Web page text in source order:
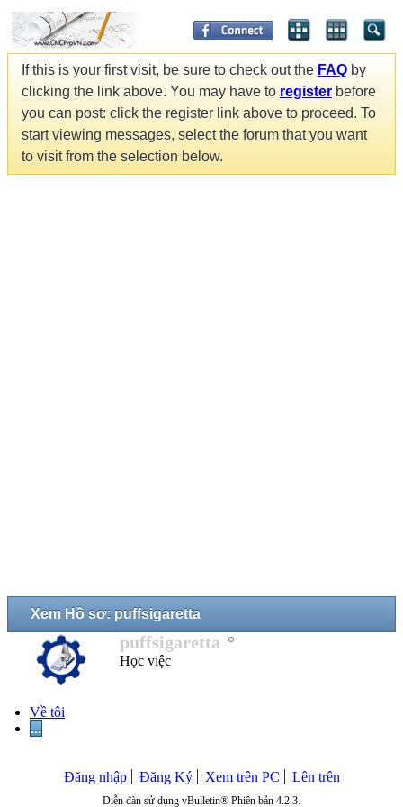
If this is your first visit, be sure to check out the FAQ by
clicking the link above. You may have to register before
you can post: click the register link above to proceed. To
start viewing messages, select the forum that you want
to visit from the selection below.
Xem Hồ sơ: puffsigaretta
puffsigaretta
Học việc
Về tôi
...
Đăng nhập Đăng Ký Xem trên PC Lên trên
Diễn đàn sử dụng vBulletin® Phiên bản 4.2.3.